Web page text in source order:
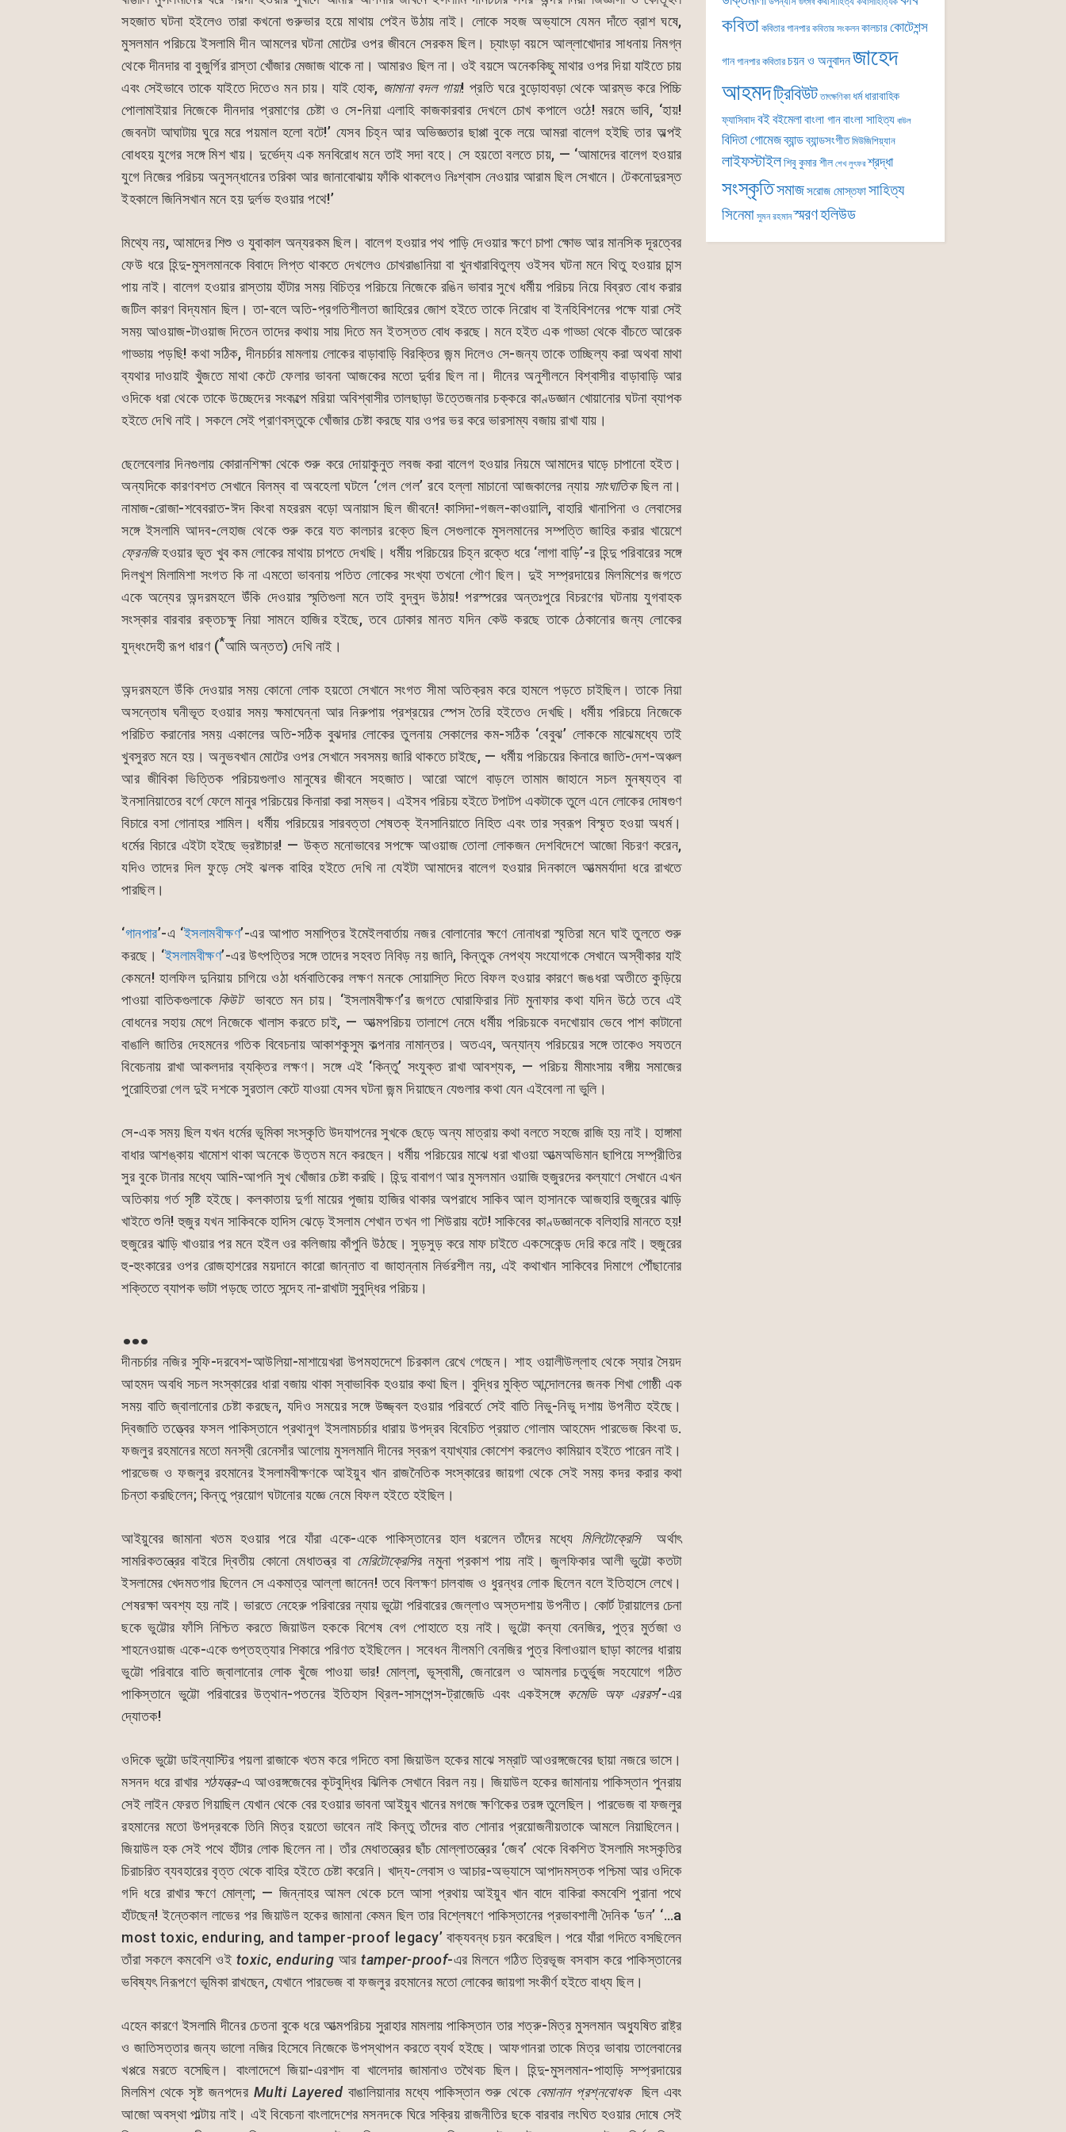
c
e
b
o
o
k
at
s
A
p
p
s
s
e
n
g
er
ai
l
সহজাত ঘটনা হইলেও তারা কখনো গুরুভার হয়ে মাথায় পেইন উঠায় নাই। লোকে সহজ অভ্যাসে যেমন দাঁতে ব্রাশ ঘষে,
মুসলমান পরিচয়ে ইসলামি দীন আমলের ঘটনা মোটের ওপর জীবনে সেরকম ছিল। চ্যাংড়া বয়সে আল্লাখোদার সাধনায় নিমগ্ন
থেকে দীনদার বা বুজুর্গির রাস্তা খোঁজার মেজাজ থাকে না। আমারও ছিল না। ওই বয়সে অনেককিছু মাথার ওপর দিয়া যাইতে চায়
এবং সেইভাবে তাকে যাইতে দিতেও মন চায়। যাই হোক, জামানা বদল গায়া! প্রতি ঘরে বুড়োহাবড়া থেকে আরম্ভ করে পিচ্চি
পোলামাইয়ার নিজেকে দীনদার প্রমাণের চেষ্টা ও সে-নিয়া এলাহি কাজকারবার দেখলে চোখ কপালে ওঠে! মরমে ভাবি, ‘হায়!
জেবনটা আঘাটায় ঘুরে মরে পয়মাল হলো বটে!’ যেসব চিহ্ন আর অভিজ্ঞতার ছাপ্পা বুকে লয়ে আমরা বালেগ হইছি তার অল্পই
বোধহয় যুগের সঙ্গে মিশ খায়। দুর্ভেদ্য এক মনবিরোধ মনে তাই সদা বহে। সে হয়তো বলতে চায়, — ‘আমাদের বালেগ হওয়ার
যুগে নিজের পরিচয় অনুসন্ধানের তরিকা আর জানাবোঝায় ফাঁকি থাকলেও নিঃশ্বাস নেওয়ার আরাম ছিল সেখানে। টেকনোদুরস্ত
ইহকালে জিনিসখান মনে হয় দুর্লভ হওয়ার পথে!’
মিথ্যে নয়, আমাদের শিশু ও যুবাকাল অন্যরকম ছিল। বালেগ হওয়ার পথ পাড়ি দেওয়ার ক্ষণে চাপা ক্ষোভ আর মানসিক দূরত্বের
ফেউ ধরে হিন্দু-মুসলমানকে বিবাদে লিপ্ত থাকতে দেখলেও চোখরাঙানিয়া বা খুনখারাবিতুল্য ওইসব ঘটনা মনে থিতু হওয়ার চান্স
পায় নাই। বালেগ হওয়ার রাস্তায় হাঁটার সময় বিচিত্র পরিচয়ে নিজেকে রঙিন ভাবার সুখে ধর্মীয় পরিচয় নিয়ে বিব্রত বোধ করার
জটিল কারণ বিদ্যমান ছিল। তা-বলে অতি-প্রগতিশীলতা জাহিরের জোশ হইতে তাকে নিরোধ বা ইনহিবিশনের পক্ষে যারা সেই
সময় আওয়াজ-টাওয়াজ দিতেন তাদের কথায় সায় দিতে মন ইতস্তত বোধ করছে। মনে হইত এক গাড্ডা থেকে বাঁচতে আরেক
গাড্ডায় পড়ছি! কথা সঠিক, দীনচর্চার মামলায় লোকের বাড়াবাড়ি বিরক্তির জন্ম দিলেও সে-জন্য তাকে তাচ্ছিল্য করা অথবা মাথা
ব্যথার দাওয়াই খুঁজতে মাথা কেটে ফেলার ভাবনা আজকের মতো দুর্বার ছিল না। দীনের অনুশীলনে বিশ্বাসীর বাড়াবাড়ি আর
ওদিকে ধরা থেকে তাকে উচ্ছেদের সংকল্পে মরিয়া অবিশ্বাসীর তালছাড়া উত্তেজনার চক্করে কাণ্ডজ্ঞান খোয়ানোর ঘটনা ব্যাপক
হইতে দেখি নাই। সকলে সেই প্রাণবস্তুকে খোঁজার চেষ্টা করছে যার ওপর ভর করে ভারসাম্য বজায় রাখা যায়।
ছেলেবেলার দিনগুলায় কোরানশিক্ষা থেকে শুরু করে দোয়াকুনুত লবজ করা বালেগ হওয়ার নিয়মে আমাদের ঘাড়ে চাপানো হইত।
অন্যদিকে কারণবশত সেখানে বিলম্ব বা অবহেলা ঘটলে ‘গেল গেল’ রবে হল্লা মাচানো আজকালের ন্যায় সাংঘাতিকছিল না।
নামাজ-রোজা-শবেবরাত-ঈদ কিংবা মহররম বড়ো অনায়াস ছিল জীবনে! কাসিদা-গজল-কাওয়ালি, বাহারি খানাপিনা ও লেবাসের
সঙ্গে ইসলামি আদব-লেহাজ থেকে শুরু করে যত কালচার রক্তে ছিল সেগুলাকে মুসলমানের সম্পত্তি জাহির করার খায়েশে
ফ্রেনজিহওয়ার ভূত খুব কম লোকের মাথায় চাপতে দেখছি। ধর্মীয় পরিচয়ের চিহ্ন রক্তে ধরে ‘লাগা বাড়ি’-র হিন্দু পরিবারের সঙ্গে
দিলখুশ মিলামিশা সংগত কি না এমতো ভাবনায় পতিত লোকের সংখ্যা তখনো গৌণ ছিল। দুই সম্প্রদায়ের মিলমিশের জগতে
একে অন্যের অন্দরমহলে উঁকি দেওয়ার স্মৃতিগুলা মনে তাই বুদ্বুদ উঠায়! পরস্পরের অন্তঃপুরে বিচরণের ঘটনায় যুগবাহক
সংস্কার বারবার রক্তচক্ষু নিয়া সামনে হাজির হইছে, তবে ঢোকার মানত যদিন কেউ করছে তাকে ঠেকানোর জন্য লোকের
যুদ্ধংদেহী রূপ ধারণ (*আমি অন্তত) দেখি নাই।
অন্দরমহলে উঁকি দেওয়ার সময় কোনো লোক হয়তো সেখানে সংগত সীমা অতিক্রম করে হামলে পড়তে চাইছিল। তাকে নিয়া
অসন্তোষ ঘনীভূত হওয়ার সময় ক্ষমাঘেন্না আর নিরুপায় প্রশ্রয়ের স্পেস তৈরি হইতেও দেখছি। ধর্মীয় পরিচয়ে নিজেকে
পরিচিত করানোর সময় একালের অতি-সঠিক বুঝদার লোকের তুলনায় সেকালের কম-সঠিক ‘বেবুঝ’ লোককে মাঝেমধ্যে তাই
খুবসুরত মনে হয়। অনুভবখান মোটের ওপর সেখানে সবসময় জারি থাকতে চাইছে, — ধর্মীয় পরিচয়ের কিনারে জাতি-দেশ-অঞ্চল
আর জীবিকা ভিত্তিক পরিচয়গুলাও মানুষের জীবনে সহজাত। আরো আগে বাড়লে তামাম জাহানে সচল মুনষ্যত্ব বা
ইনসানিয়াতের বর্গে ফেলে মানুর পরিচয়ের কিনারা করা সম্ভব। এইসব পরিচয় হইতে টপাটপ একটাকে তুলে এনে লোকের দোষগুণ
বিচারে বসা গোনাহর শামিল। ধর্মীয় পরিচয়ের সারবত্তা শেষতক্ ইনসানিয়াতে নিহিত এবং তার স্বরূপ বিস্মৃত হওয়া অধর্ম।
ধর্মের বিচারে এইটা হইছে ভ্রষ্টাচার! — উক্ত মনোভাবের সপক্ষে আওয়াজ তোলা লোকজন দেশবিদেশে আজো বিচরণ করেন,
যদিও তাদের দিল ফুড়ে সেই ঝলক বাহির হইতে দেখি না যেইটা আমাদের বালেগ হওয়ার দিনকালে আত্মমর্যাদা ধরে রাখতে
পারছিল।
‘গানপার’-এ ‘ইসলামবীক্ষণ’-এর আপাত সমাপ্তির ইমেইলবার্তায় নজর বোলানোর ক্ষণে নোনাধরা স্মৃতিরা মনে ঘাই তুলতে শুরু
করছে। ‘ইসলামবীক্ষণ’-এর উৎপত্তির সঙ্গে তাদের সহবত নিবিড় নয় জানি, কিন্তুক নেপথ্য সংযোগকে সেখানে অস্বীকার যাই
কেমনে! হালফিল দুনিয়ায় চাগিয়ে ওঠা ধর্মবাতিকের লক্ষণ মনকে সোয়াস্তি দিতে বিফল হওয়ার কারণে জঙধরা অতীতে কুড়িয়ে
পাওয়া বাতিকগুলাকে কিউটভাবতে মন চায়। ‘ইসলামবীক্ষণ’র জগতে ঘোরাফিরার নিট মুনাফার কথা যদিন উঠে তবে এই
বোধনের সহায় মেগে নিজেকে খালাস করতে চাই, — আত্মপরিচয় তালাশে নেমে ধর্মীয় পরিচয়কে বদখোয়াব ভেবে পাশ কাটানো
বাঙালি জাতির দেহমনের গতিক বিবেচনায় আকাশকুসুম কল্পনার নামান্তর। অতএব, অন্যান্য পরিচয়ের সঙ্গে তাকেও সযতনে
বিবেচনায় রাখা আকলদার ব্যক্তির লক্ষণ। সঙ্গে এই ‘কিন্তু’ সংযুক্ত রাখা আবশ্যক, — পরিচয় মীমাংসায় বঙ্গীয় সমাজের
পুরোহিতরা গেল দুই দশকে সুরতাল কেটে যাওয়া যেসব ঘটনা জন্ম দিয়াছেন যেগুলার কথা যেন এইবেলা না ভুলি।
সে-এক সময় ছিল যখন ধর্মের ভূমিকা সংস্কৃতি উদযাপনের সুখকে ছেড়ে অন্য মাত্রায় কথা বলতে সহজে রাজি হয় নাই। হাঙ্গামা
বাধার আশঙ্কায় খামোশ থাকা অনেকে উত্তম মনে করছেন। ধর্মীয় পরিচয়ের মাঝে ধরা খাওয়া আত্মঅভিমান ছাপিয়ে সম্প্রীতির
সুর বুকে টানার মধ্যে আমি-আপনি সুখ খোঁজার চেষ্টা করছি। হিন্দু বাবাগণ আর মুসলমান ওয়াজি হুজুরদের কল্যাণে সেখানে এখন
অতিকায় গর্ত সৃষ্টি হইছে। কলকাতায় দুর্গা মায়ের পূজায় হাজির থাকার অপরাধে সাকিব আল হাসানকে আজহারি হুজুরের ঝাড়ি
খাইতে শুনি! হুজুর যখন সাকিবকে হাদিস ঝেড়ে ইসলাম শেখান তখন গা শিউরায় বটে! সাকিবের কাণ্ডজ্ঞানকে বলিহারি মানতে হয়!
হুজুরের ঝাড়ি খাওয়ার পর মনে হইল ওর কলিজায় কাঁপুনি উঠছে। সুড়সুড় করে মাফ চাইতে একসেকেন্ড দেরি করে নাই। হুজুরের
হু-হুংকারের ওপর রোজহাশরের ময়দানে কারো জান্নাত বা জাহান্নাম নির্ভরশীল নয়, এই কথাখান সাকিবের দিমাগে পৌঁছানোর
শক্তিতে ব্যাপক ভাটা পড়ছে তাতে সন্দেহ না-রাখাটা সুবুদ্ধির পরিচয়।
…
দীনচর্চার নজির সুফি-দরবেশ-আউলিয়া-মাশায়েখরা উপমহাদেশে চিরকাল রেখে গেছেন। শাহ ওয়ালীউল্লাহ থেকে স্যার সৈয়দ
আহমদ অবধি সচল সংস্কারের ধারা বজায় থাকা স্বাভাবিক হওয়ার কথা ছিল। বুদ্ধির মুক্তি আন্দোলনের জনক শিখা গোষ্ঠী এক
সময় বাতি জ্বালানোর চেষ্টা করছেন, যদিও সময়ের সঙ্গে উজ্জ্বল হওয়ার পরিবর্তে সেই বাতি নিভু-নিভু দশায় উপনীত হইছে।
দ্বিজাতি তত্ত্বের ফসল পাকিস্তানে প্রথানুগ ইসলামচর্চার ধারায় উপদ্রব বিবেচিত প্রয়াত গোলাম আহমেদ পারভেজ কিংবা ড.
ফজলুর রহমানের মতো মনস্বী রেনেসাঁর আলোয় মুসলমানি দীনের স্বরূপ ব্যাখ্যার কোশেশ করলেও কামিয়াব হইতে পারেন নাই।
পারভেজ ও ফজলুর রহমানের ইসলামবীক্ষণকে আইয়ুব খান রাজনৈতিক সংস্কারের জায়গা থেকে সেই সময় কদর করার কথা
চিন্তা করছিলেন; কিন্তু প্রয়োগ ঘটানোর যজ্ঞে নেমে বিফল হইতে হইছিল।
আইয়ুবের জামানা খতম হওয়ার পরে যাঁরা একে-একে পাকিস্তানের হাল ধরলেন তাঁদের মধ্যে মিলিটোক্রেসিঅর্থাৎ
সামরিকতন্ত্রের বাইরে দ্বিতীয় কোনো মেধাতন্ত্র বা মেরিটোক্রেসির নমুনা প্রকাশ পায় নাই। জুলফিকার আলী ভুট্টো কতটা
ইসলামের খেদমতগার ছিলেন সে একমাত্র আল্লা জানেন! তবে বিলক্ষণ চালবাজ ও ধুরন্ধর লোক ছিলেন বলে ইতিহাসে লেখে।
শেষরক্ষা অবশ্য হয় নাই। ভারতে নেহেরু পরিবারের ন্যায় ভুট্টো পরিবারের জেল্লাও অস্তদশায় উপনীত। কোর্ট ট্রায়ালের চেনা
ছকে ভুট্টোর ফাঁসি নিশ্চিত করতে জিয়াউল হককে বিশেষ বেগ পোহাতে হয় নাই। ভুট্টো কন্যা বেনজির, পুত্র মুর্তজা ও
শাহনেওয়াজ একে-একে গুপ্তহত্যার শিকারে পরিণত হইছিলেন। সবেধন নীলমণি বেনজির পুত্র বিলাওয়াল ছাড়া কালের ধারায়
ভুট্টো পরিবারে বাতি জ্বালানোর লোক খুঁজে পাওয়া ভার! মোল্লা, ভূস্বামী, জেনারেল ও আমলার চতুর্ভুজ সহযোগে গঠিত
পাকিস্তানে ভুট্টো পরিবারের উত্থান-পতনের ইতিহাস থ্রিল-সাসপেন্স-ট্রাজেডি এবং একইসঙ্গে কমেডি অফ এররস’-এর
দ্যোতক!
ওদিকে ভুট্টো ডাইন্যাস্টির পয়লা রাজাকে খতম করে গদিতে বসা জিয়াউল হকের মাঝে সম্রাট আওরঙ্গজেবের ছায়া নজরে ভাসে।
মসনদ ধরে রাখার শঠযন্ত্র-এ আওরঙ্গজেবের কূটবুদ্ধির ঝিলিক সেখানে বিরল নয়। জিয়াউল হকের জামানায় পাকিস্তান পুনরায়
সেই লাইন ফেরত গিয়াছিল যেখান থেকে বের হওয়ার ভাবনা আইয়ুব খানের মগজে ক্ষণিকের তরঙ্গ তুলেছিল। পারভেজ বা ফজলুর
রহমানের মতো উপদ্রবকে তিনি মিত্র হয়তো ভাবেন নাই কিন্তু তাঁদের বাত শোনার প্রয়োজনীয়তাকে আমলে নিয়াছিলেন।
জিয়াউল হক সেই পথে হাঁটার লোক ছিলেন না। তাঁর মেধাতন্ত্রের ছাঁচ মোল্লাতন্ত্রের ‘জেব’ থেকে বিকশিত ইসলামি সংস্কৃতির
চিরাচরিত ব্যবহারের বৃত্ত থেকে বাহির হইতে চেষ্টা করেনি। খাদ্য-লেবাস ও আচার-অভ্যাসে আপাদমস্তক পশ্চিমা আর ওদিকে
গদি ধরে রাখার ক্ষণে মোল্লা; — জিন্নাহর আমল থেকে চলে আসা প্রথায় আইয়ুব খান বাদে বাকিরা কমবেশি পুরানা পথে
হাঁটছেন! ইন্তেকাল লাভের পর জিয়াউল হকের জামানা কেমন ছিল তার বিশ্লেষণে পাকিস্তানের প্রভাবশালী দৈনিক ‘ডন’ ‘…a
most toxic, enduring, and tamper-proof legacy’ বাক্যবন্ধ চয়ন করেছিল। পরে যাঁরা গদিতে বসছিলেন
তাঁরা সকলে কমবেশি ওই toxic,enduring আরtamper-proof-এর মিলনে গঠিত ত্রিভূজ বসবাস করে পাকিস্তানের
ভবিষ্যৎ নিরূপণে ভূমিকা রাখছেন, যেখানে পারভেজ বা ফজলুর রহমানের মতো লোকের জায়গা সংকীর্ণ হইতে বাধ্য ছিল।
এহেন কারণে ইসলামি দীনের চেতনা বুকে ধরে আত্মপরিচয় সুরাহার মামলায় পাকিস্তান তার শত্রু-মিত্র মুসলমান অধ্যুষিত রাষ্ট্র
ও জাতিসত্তার জন্য ভালো নজির হিসেবে নিজেকে উপস্থাপন করতে ব্যর্থ হইছে। আফগানরা তাকে মিত্র ভাবায় তালেবানের
খপ্পরে মরতে বসেছিল। বাংলাদেশে জিয়া-এরশাদ বা খালেদার জামানাও তথৈবচ ছিল। হিন্দু-মুসলমান-পাহাড়ি সম্প্রদায়ের
মিলমিশ থেকে সৃষ্ট জনপদের Multi Layered বাঙালিয়ানার মধ্যে পাকিস্তান শুরু থেকে বেমানান প্রশ্নবোধকছিল এবং
আজো অবস্থা পাল্টায় নাই। এই বিবেচনা বাংলাদেশের মসনদকে ঘিরে সক্রিয় রাজনীতির ছকে বারবার লংঘিত হওয়ার দোষে সেই
কবিতা কবিতার গানপার কবিতার সংকলন কালচারকোটেশন্স
গান গানপার কবিতার চয়ন ও অনুবাদনজাহেদ
আহমদট্রিবিউট তাৎক্ষণিকা ধর্ম ধারাবাহিক
ফ্যাসিবাদবইবইমেলাবাংলা গানবাংলা সাহিত্য বাউল
বিদিতা গোমেজব্যান্ডব্যান্ডসংগীত মিউজিশিয়্যান
লাইফস্টাইলশিবু কুমার শীল শেখ লুৎফর শ্রদ্ধা
সংস্কৃতিসমাজসরোজ মোস্তফাসাহিত্য
সিনেমা সুমন রহমান স্মরণহলিউড